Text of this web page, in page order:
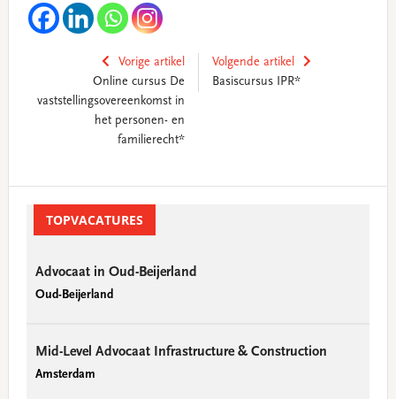
Vorige artikel
Online cursus De
vaststellingsovereenkomst in
het personen- en
familierecht*
Volgende artikel
Basiscursus IPR*
SidebarTOPVACATURES
Advocaat in Oud-Beijerland
Oud-Beijerland
Mid-Level Advocaat Infrastructure & Construction
Amsterdam